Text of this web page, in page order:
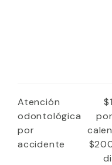
Atención
odontológica
por
accidente